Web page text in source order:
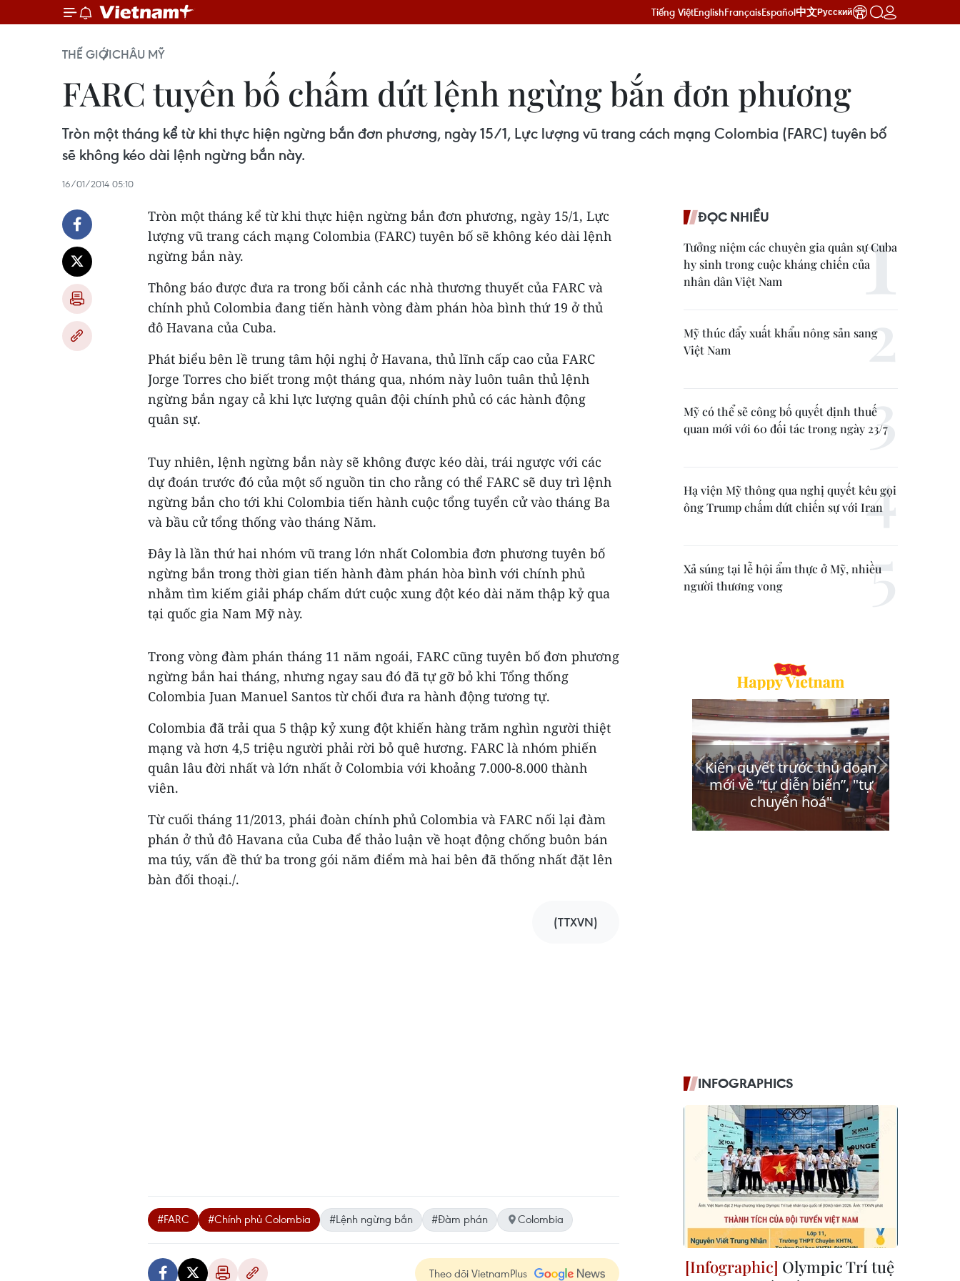
Tiếng ViệtEnglishFrançaisEspañol中文Русский
THẾ GIỚICHÂU MỸ
FARC tuyên bố chấm dứt lệnh ngừng bắn đơn phương
Tròn một tháng kể từ khi thực hiện ngừng bắn đơn phương, ngày 15/1, Lực lượng vũ trang cách mạng Colombia (FARC) tuyên bố
sẽ không kéo dài lệnh ngừng bắn này.
16/01/2014 05:10
Tròn một tháng kể từ khi thực hiện ngừng bắn đơn phương, ngày 15/1, Lực
lượng vũ trang cách mạng Colombia (FARC) tuyên bố sẽ không kéo dài lệnh
ngừng bắn này.
Thông báo được đưa ra trong bối cảnh các nhà thương thuyết của FARC và
chính phủ Colombia đang tiến hành vòng đàm phán hòa bình thứ 19 ở thủ
đô Havana của Cuba.
Phát biểu bên lề trung tâm hội nghị ở Havana, thủ lĩnh cấp cao của FARC
Jorge Torres cho biết trong một tháng qua, nhóm này luôn tuân thủ lệnh
ngừng bắn ngay cả khi lực lượng quân đội chính phủ có các hành động
quân sự.
Tuy nhiên, lệnh ngừng bắn này sẽ không được kéo dài, trái ngược với các
dự đoán trước đó của một số nguồn tin cho rằng có thể FARC sẽ duy trì lệnh
ngừng bắn cho tới khi Colombia tiến hành cuộc tổng tuyển cử vào tháng Ba
và bầu cử tổng thống vào tháng Năm.
Đây là lần thứ hai nhóm vũ trang lớn nhất Colombia đơn phương tuyên bố
ngừng bắn trong thời gian tiến hành đàm phán hòa bình với chính phủ
nhằm tìm kiếm giải pháp chấm dứt cuộc xung đột kéo dài năm thập kỷ qua
tại quốc gia Nam Mỹ này.
Trong vòng đàm phán tháng 11 năm ngoái, FARC cũng tuyên bố đơn phương
ngừng bắn hai tháng, nhưng ngay sau đó đã tự gỡ bỏ khi Tổng thống
Colombia Juan Manuel Santos từ chối đưa ra hành động tương tự.
Colombia đã trải qua 5 thập kỷ xung đột khiến hàng trăm nghìn người thiệt
mạng và hơn 4,5 triệu người phải rời bỏ quê hương. FARC là nhóm phiến
quân lâu đời nhất và lớn nhất ở Colombia với khoảng 7.000-8.000 thành
viên.
Từ cuối tháng 11/2013, phái đoàn chính phủ Colombia và FARC nối lại đàm
phán ở thủ đô Havana của Cuba để thảo luận về hoạt động chống buôn bán
ma túy, vấn đề thứ ba trong gói năm điểm mà hai bên đã thống nhất đặt lên
bàn đối thoại./.
(TTXVN)
#FARC #Chính phủ Colombia #Lệnh ngừng bắn #Đàm phán Colombia
Theo dõi VietnamPlus
ĐỌC NHIỀU
Tưởng niệm các chuyên gia quân sự Cuba
hy sinh trong cuộc kháng chiến của
nhân dân Việt Nam
Mỹ thúc đẩy xuất khẩu nông sản sang
Việt Nam
Mỹ có thể sẽ công bố quyết định thuế
quan mới với 60 đối tác trong ngày 23/7
Hạ viện Mỹ thông qua nghị quyết kêu gọi
ông Trump chấm dứt chiến sự với Iran
Xả súng tại lễ hội ẩm thực ở Mỹ, nhiều
người thương vong
INFOGRAPHICS
Olympic Trí tuệ